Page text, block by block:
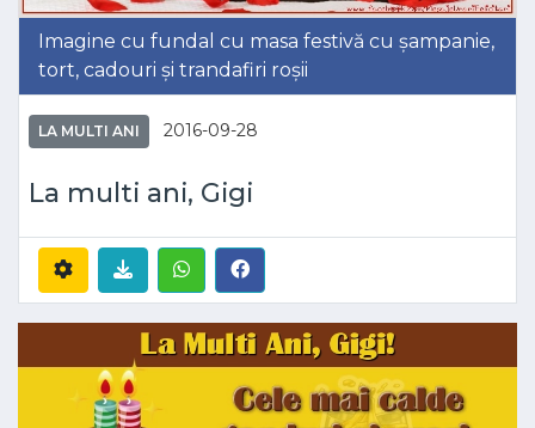
Imagine cu fundal cu masa festivă cu șampanie,
tort, cadouri și trandafiri roșii
LA MULTI ANI 2016-09-28
La multi ani, Gigi